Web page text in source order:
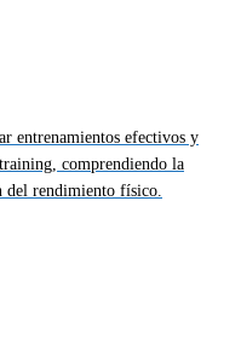
entrenamientos efectivos y
training, comprendiendo la
del rendimiento físico.